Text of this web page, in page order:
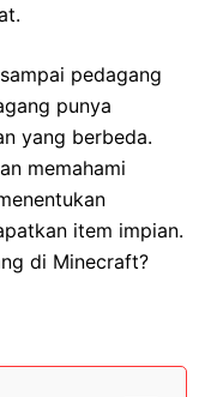
pedagang
punya
yang berbeda.
memahami
item impian.
di Minecraft?